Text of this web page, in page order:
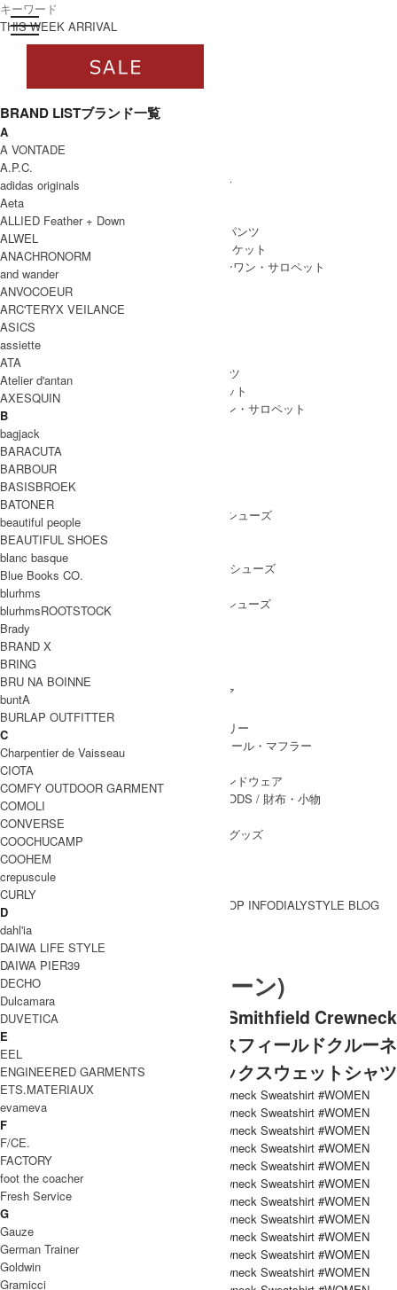
toggle navigation
ログイン
すべて
WOMEN
WOMEN ALL ITEM
/ ワンピース
SKIRT
BOTTOMS
/ ボトムス・パンツ
/ アウター・ジャケット
/ オールインワン・サロペット
MEN
MEN ALL ITEM
/ ボトムス・パンツ
/ アウター・ジャケット
/ オールインワン・サロペット
SHOES
SHOES ALL ITEM
/ ドレスシューズ
BOOTS
PUMPS
/ バレエシューズ
OTHER SHOES
/ その他シューズ
GOODS
GOODS ALL ITEM
/ 帽子・ヘッドウェア
BAG
ACCESSARY
/ アクセサリー
/ ストール・マフラー
LEG WEAR
HAND WEAR
/ 手袋・ハンドウェア
WALLET&GENERAL GOODS / 財布・小物
/ その他グッズ
BRAND一覧
BRAND一覧
SHOP INFODIALYSTYLE BLOG
L.L.Bean (エルエルビーン)
L.L.Bean (エルエルビーン) Smithfield Crewneck
Sweatshirt #WOMEN / スミスフィールドクルーネ
ックスウェットシャツ
THIS WEEK ARRIVAL
BRAND LISTブランド一覧
A
A VONTADE
A.P.C.
adidas originals
Aeta
ALLIED Feather + Down
ALWEL
ANACHRONORM
and wander
ANVOCOEUR
ARC'TERYX VEILANCE
ASICS
assiette
ATA
Atelier d'antan
AXESQUIN
B
bagjack
BARACUTA
BARBOUR
BASISBROEK
BATONER
beautiful people
BEAUTIFUL SHOES
blanc basque
Blue Books CO.
blurhms
blurhmsROOTSTOCK
Brady
BRAND X
BRING
BRU NA BOINNE
buntA
BURLAP OUTFITTER
C
Charpentier de Vaisseau
CIOTA
COMFY OUTDOOR GARMENT
COMOLI
CONVERSE
COOCHUCAMP
COOHEM
crepuscule
CURLY
D
dahl'ia
DAIWA LIFE STYLE
DAIWA PIER39
DECHO
Dulcamara
DUVETICA
E
EEL
ENGINEERED GARMENTS
ETS.MATERIAUX
evameva
F
F/CE.
FACTORY
foot the coacher
Fresh Service
G
Gauze
German Trainer
Goldwin
Gramicci